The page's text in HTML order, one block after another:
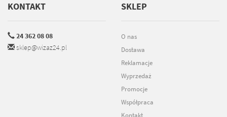
KONTAKT
24 362 08 08
sklep@wizaz24.pl
SKLEP
O nas
Dostawa
Reklamacje
Wyprzedaż
Promocje
Współpraca
Kontakt